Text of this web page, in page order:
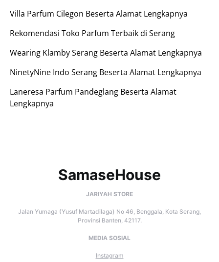
Villa Parfum Cilegon Beserta Alamat Lengkapnya
Rekomendasi Toko Parfum Terbaik di Serang
Wearing Klamby Serang Beserta Alamat Lengkapnya
NinetyNine Indo Serang Beserta Alamat Lengkapnya
Laneresa Parfum Pandeglang Beserta Alamat
Lengkapnya
SamaseHouse
JARIYAH STORE
Jalan Yumaga (Yusuf Martadilaga) No 46, Benggala, Kota Serang,
Provinsi Banten, 42117.
MEDIA SOSIAL
Instagram